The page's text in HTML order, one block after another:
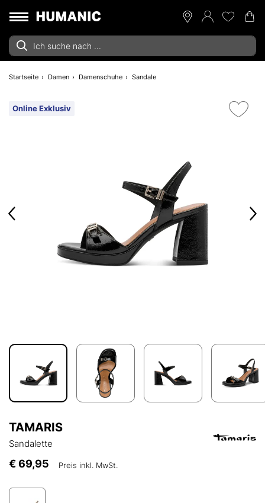
Startseite Damen Damenschuhe Sandale
Online Exklusiv
TAMARIS
Sandalette
€ 69,95 Preis inkl. MwSt.